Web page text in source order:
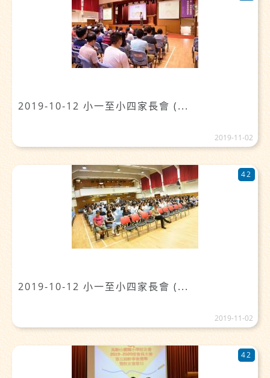
2019-10-12 小一至小四家長會 (...
2019-11-02
2019-10-12 小一至小四家長會 (...
42
2019-11-02
42